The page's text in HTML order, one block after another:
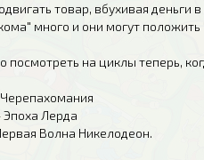
товар, вбухивая
много и они могут
посмотреть на циклы теперь,
Лерда
Волна Никелодеон.